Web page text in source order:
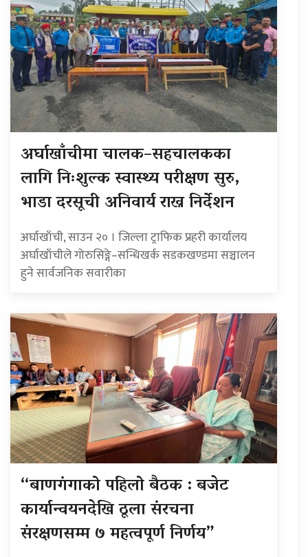
अर्घाखाँचीमा चालक–सहचालकका
लागि निःशुल्क स्वास्थ्य परीक्षण सुरु,
भाडा दरसूची अनिवार्य राख्न निर्देशन
अर्घाखाँची, साउन २० । जिल्ला ट्राफिक प्रहरी कार्यालय
अर्घाखाँचीले गोरुसिङ्गे–सन्धिखर्क सडकखण्डमा सञ्चालन
हुने सार्वजनिक सवारीका
“बाणगंगाको पहिलो बैठक : बजेट
कार्यान्वयनदेखि ठूला संरचना
संरक्षणसम्म ७ महत्वपूर्ण निर्णय”